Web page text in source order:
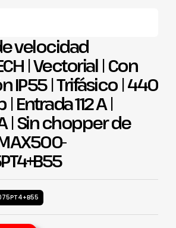
velocidad
| Vectorial | Con
IP55 | Trifásico | 440
| Entrada 112 A |
| Sin chopper de